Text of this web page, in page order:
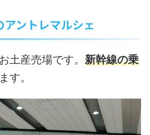
ントレマルシェ
土産売場です。 新幹線の乗
す。